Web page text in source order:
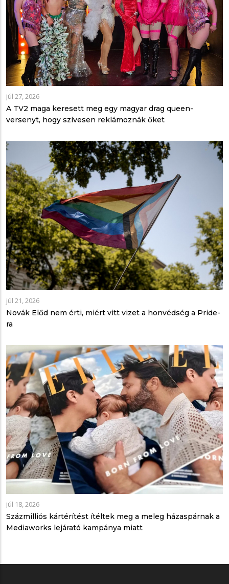
júl 27, 2026
A TV2 maga keresett meg egy magyar drag queen-
versenyt, hogy szívesen reklámoznák őket
júl 21, 2026
Novák Előd nem érti, miért vitt vizet a honvédség a Pride-
ra
júl 18, 2026
Százmilliós kártérítést ítéltek meg a meleg házaspárnak a
Mediaworks lejárató kampánya miatt